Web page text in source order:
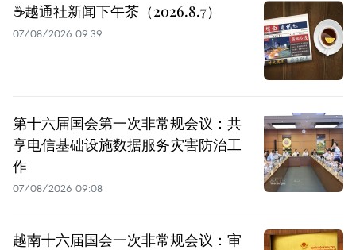
☕️越通社新闻下午茶（2026.8.7）
07/08/2026 09:39
第十六届国会第一次非常规会议：共
享电信基础设施数据服务灾害防治工
作
07/08/2026 09:08
越南十六届国会一次非常规会议：审